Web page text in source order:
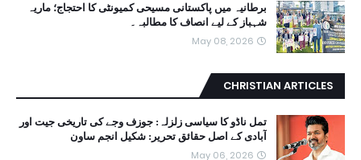
برطانیہ میں پاکستانی مسیحی کمیونٹی کا احتجاج؛ ماریہ
شہباز کے لیے انصاف کا مطالبہ۔
May 08, 2026
CHRISTIAN ARTICLES
تمل ناڈو کا سیاسی زلزلہ: جوزف وجے کی تاریخی جیت اور
آبادی کے اصل حقائق تحریر: شکیل انجم ساون
May 06, 2026